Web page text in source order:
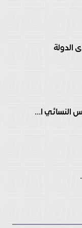
الدولة
النسائي ا...